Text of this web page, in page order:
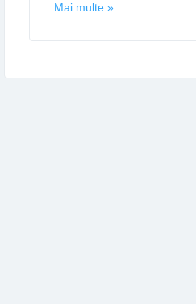
Mai multe »